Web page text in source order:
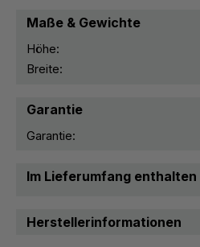
Maße & Gewichte
Höhe:
Breite:
Garantie
Garantie:
Im Lieferumfang enthalten
Herstellerinformationen